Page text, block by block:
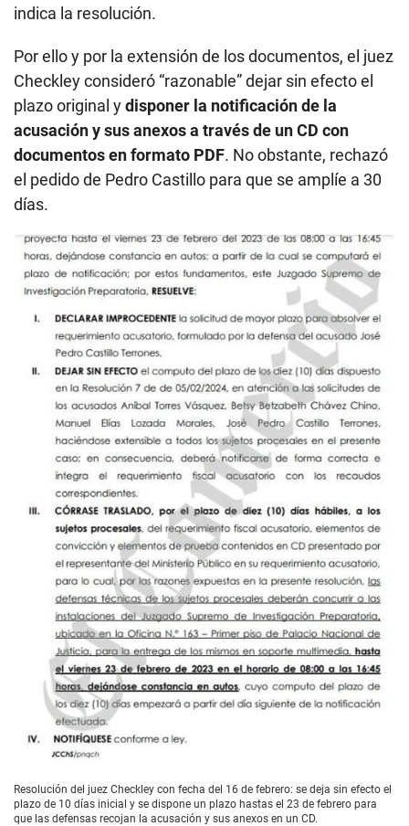
indica la resolución.
Por ello y por la extensión de los documentos, el juez
Checkley consideró “razonable” dejar sin efecto el
plazo original ydisponer la notificación de la
acusación y sus anexos a través de un CD con
documentos en formato PDF. No obstante, rechazó
el pedido de Pedro Castillo para que se amplíe a 30
días.
Resolución del juez Checkley con fecha del 16 de febrero: se deja sin efecto el
plazo de 10 días inicial y se dispone un plazo hastas el 23 de febrero para
que las defensas recojan la acusación y sus anexos en un CD.